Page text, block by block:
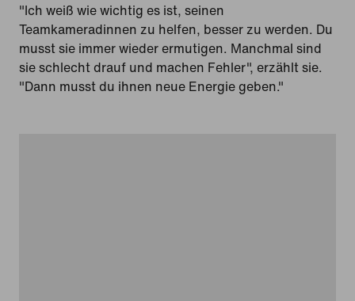
"Ich weiß wie wichtig es ist, seinen
Teamkameradinnen zu helfen, besser zu werden. Du
musst sie immer wieder ermutigen. Manchmal sind
sie schlecht drauf und machen Fehler", erzählt sie.
"Dann musst du ihnen neue Energie geben."